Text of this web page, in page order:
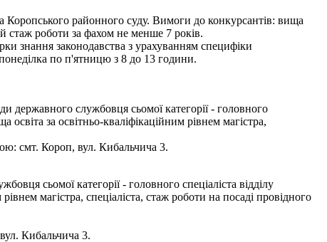
Коропського районного суду. Вимоги до конкурсантів: вища
стаж роботи за фахом не менше 7 років.
знання законодавства з урахуванням специфіки
по п'ятницю з 8 до 13 години.
державного службовця сьомої категорії - головного
за освітньо-кваліфікаційним рівнем магістра,
смт. Короп, вул. Кибальчича 3.
сьомої категорії - головного спеціаліста відділу
магістра, спеціаліста, стаж роботи на посаді провідного
Кибальчича 3.